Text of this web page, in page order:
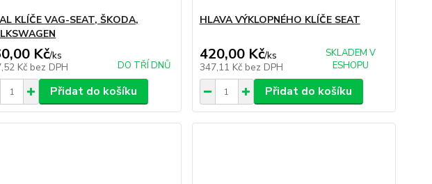
KLÍČE VAG-SEAT, ŠKODA,
Kč/ks
Kč bez DPH DO TŘÍ DNŮ
Přidat do košíku
HLAVA VÝKLOPNÉHO KLÍČE SEAT
420,00 Kč/ks
347,11 Kč bez DPH
SKLADEM V
ESHOPU
Přidat do košíku